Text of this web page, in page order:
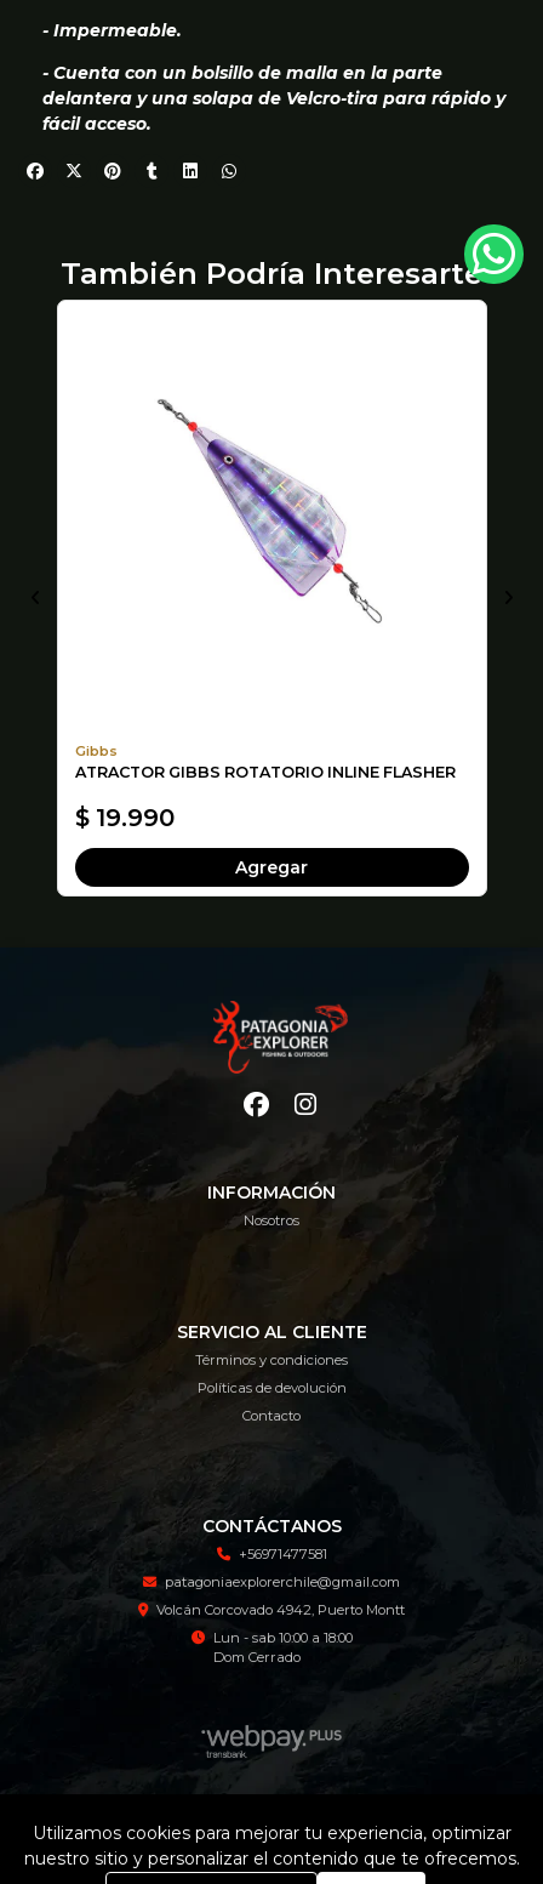
- Impermeable.
- Cuenta con un bolsillo de malla en la parte
delantera y una solapa de Velcro-tira para rápido y
fácil acceso.
También Podría Interesarte
Gibbs
ATRACTOR GIBBS ROTATORIO INLINE FLASHER
$ 19.990
Agregar
INFORMACIÓN
Nosotros
SERVICIO AL CLIENTE
Términos y condiciones
Políticas de devolución
Contacto
CONTÁCTANOS
+56971477581
patagoniaexplorerchile@gmail.com
Volcán Corcovado 4942, Puerto Montt
Lun - sab 10:00 a 18:00
Dom Cerrado
Patagonia Explorer Tienda Online © 2026
¿Te gusta mi tienda? Yo vendo conBsale
Utilizamos cookies para mejorar tu experiencia, optimizar
nuestro sitio y personalizar el contenido que te ofrecemos.